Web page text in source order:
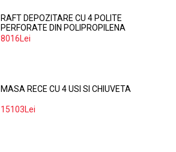
RAFT DEPOZITARE CU 4 POLITE
PERFORATE DIN POLIPROPILENA
374*60 CM
8016Lei
MASA RECE CU 4 USI SI CHIUVETA
15103Lei